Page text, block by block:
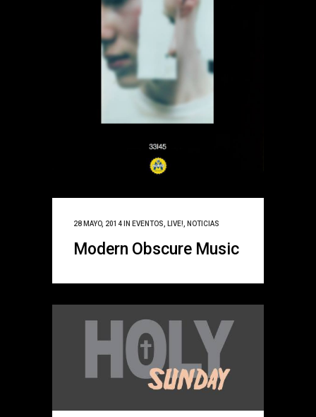
28 MAYO, 2014 IN EVENTOS LIVE! NOTICIAS
Modern Obscure Music